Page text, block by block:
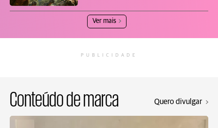
Ver mais
PUBLICIDADE
Conteúdo de marca Quero divulgar